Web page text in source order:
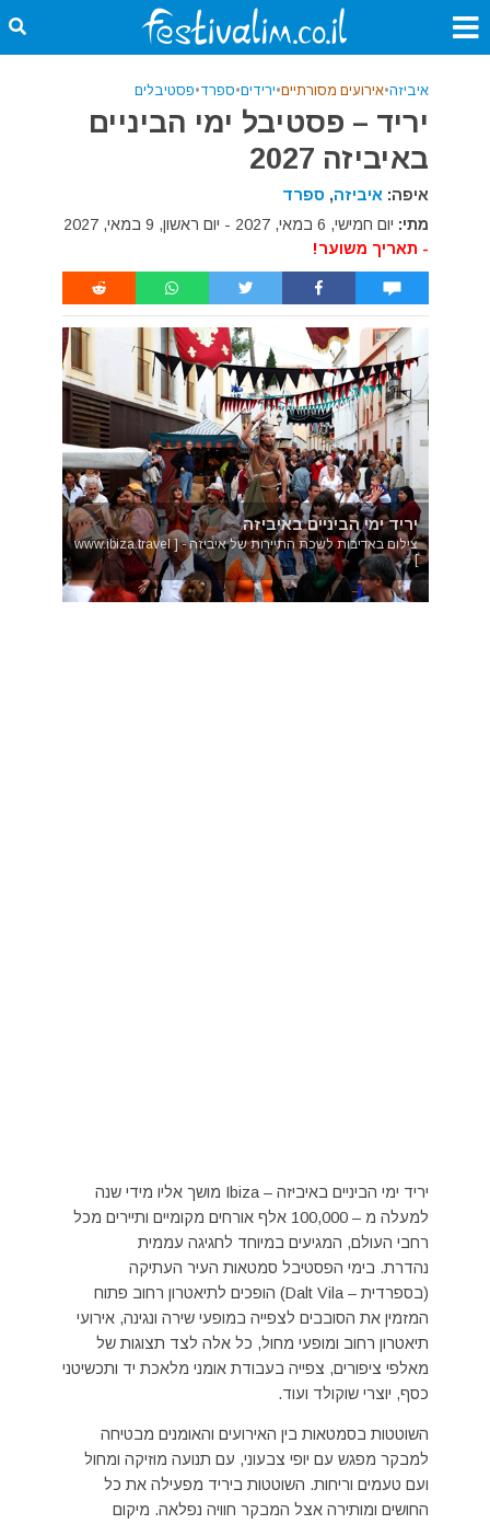
איביזה•אירועים מסורתיים•ירידים•ספרד•פסטיבלים
יריד – פסטיבל ימי הביניים
באיביזה 2027
איפה: איביזה, ספרד
מתי: יום חמישי, 6 במאי, 2027 - יום ראשון, 9 במאי, 2027
- תאריך משוער!
יריד ימי הביניים באיביזה
צילום באדיבות לשכת התיירות של איביזה - [ www.ibiza.travel
]
יריד ימי הביניים באיביזה – Ibiza מושך אליו מידי שנה
למעלה מ – 100,000 אלף אורחים מקומיים ותיירים מכל
רחבי העולם, המגיעים במיוחד לחגיגה עממית
נהדרת. בימי הפסטיבל סמטאות העיר העתיקה
(בספרדית – Dalt Vila) הופכים לתיאטרון רחוב פתוח
המזמין את הסובבים לצפייה במופעי שירה ונגינה, אירועי
תיאטרון רחוב ומופעי מחול, כל אלה לצד תצוגות של
מאלפי ציפורים, צפייה בעבודת אומני מלאכת יד ותכשיטני
כסף, יוצרי שוקולד ועוד.
השוטטות בסמטאות בין האירועים והאומנים מבטיחה
למבקר מפגש עם יופי צבעוני, עם תנועה מוזיקה ומחול
ועם טעמים וריחות. השוטטות ביריד מפעילה את כל
החושים ומותירה אצל המבקר חוויה נפלאה. מיקום